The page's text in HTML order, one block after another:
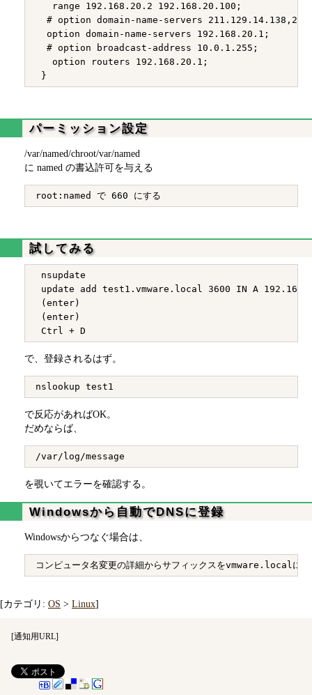
   range 192.168.20.2 192.168.20.100;
# option domain-name-servers
  option domain-name-servers 192.168.20.1;
  # option broadcast-address 10.0.1.255;
   option routers 192.168.20.1;
パーミッション設定
/var/named/chroot/var/named
に named の書込許可を与える
試してみる
nsupdate
update add test1.vmware.local 3600 IN A
(enter)
(enter)
で、登録されるはず。
で反応があればOK。
だめならば、
を覗いてエラーを確認する。
Windowsから自動でDNSに登録
Windowsからつなぐ場合は、
[カテゴリ: OS > Linux]
[通知用URL]